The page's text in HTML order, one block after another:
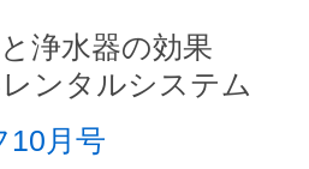
浄水器の効果
ンタルシステム